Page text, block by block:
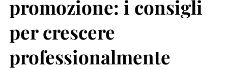
promozione: i consigli
per crescere
professionalmente